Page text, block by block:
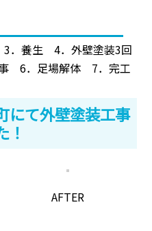
．養生 4．外壁塗装3回
6．足場解体 7．完工
にて外壁塗装工事
！
AFTER